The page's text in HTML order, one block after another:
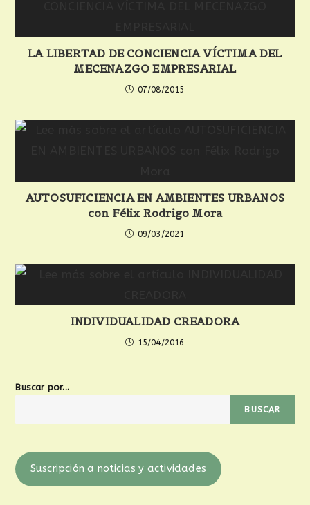
LA LIBERTAD DE CONCIENCIA VÍCTIMA DEL
MECENAZGO EMPRESARIAL
07/08/2015
AUTOSUFICIENCIA EN AMBIENTES URBANOS
con Félix Rodrigo Mora
09/03/2021
INDIVIDUALIDAD CREADORA
15/04/2016
Buscar por...
BUSCAR
Suscripción a noticias y actividades